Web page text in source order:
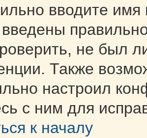
вводите имя
не был
Также
настроил
с ним для
к началу